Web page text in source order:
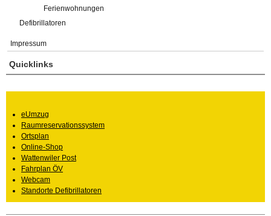
Ferienwohnungen
Defibrillatoren
Impressum
Quicklinks
eUmzug
Raumreservationssystem
Ortsplan
Online-Shop
Wattenwiler Post
Fahrplan ÖV
Webcam
Standorte Defibrillatoren